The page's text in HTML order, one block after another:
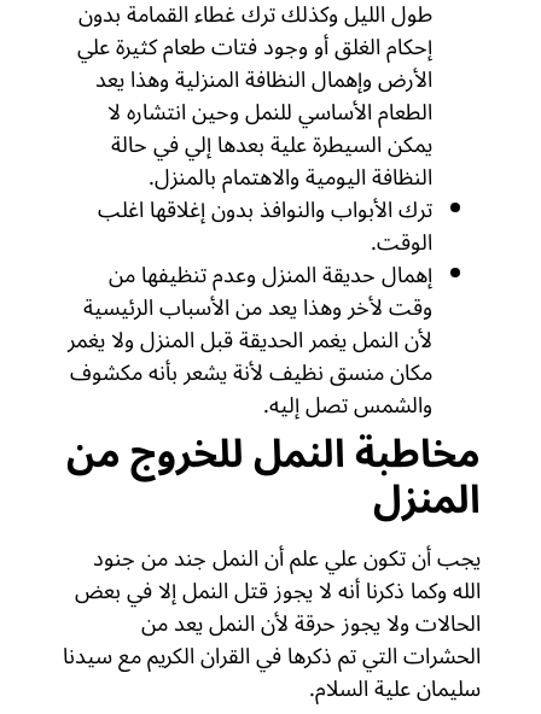
طول الليل وكذلك ترك غطاء القمامة بدون
إحكام الغلق أو وجود فتات طعام كثيرة علي
الأرض وإهمال النظافة المنزلية وهذا يعد
الطعام الأساسي للنمل وحين انتشاره لا
يمكن السيطرة علية بعدها إلي في حالة
النظافة اليومية والاهتمام بالمنزل.
ترك الأبواب والنوافذ بدون إغلاقها اغلب
الوقت.
إهمال حديقة المنزل وعدم تنظيفها من
وقت لأخر وهذا يعد من الأسباب الرئيسية
لأن النمل يغمر الحديقة قبل المنزل ولا يغمر
مكان منسق نظيف لأنة يشعر بأنه مكشوف
والشمس تصل إليه.
مخاطبة النمل للخروج من
المنزل
يجب أن تكون علي علم أن النمل جند من جنود
الله وكما ذكرنا أنه لا يجوز قتل النمل إلا في بعض
الحالات ولا يجوز حرقة لأن النمل يعد من
الحشرات التي تم ذكرها في القران الكريم مع سيدنا
سليمان علية السلام.